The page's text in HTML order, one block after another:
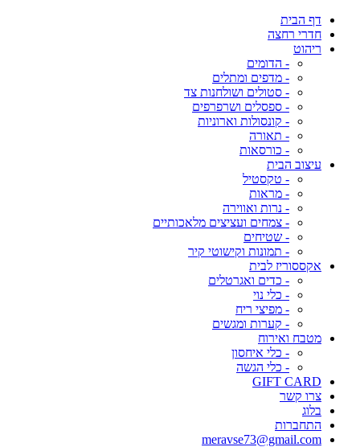
דף הבית
חדרי רחצה
ריהוט
- הדומים
- מדפים ומתלים
- סטולים ושולחנות צד
- ספסלים ושרפרפים
- קונסולות וארוניות
- תאורה
- כורסאות
עיצוב הבית
- טקסטיל
- מראות
- נרות ואווירה
- צמחים ועציצים מלאכותיים
- שטיחים
- תמונות וקישוטי קיר
אקססוריז לבית
- כדים ואגרטלים
- כלי נוי
- מפיצי ריח
- קערות ומגשים
מטבח ואירוח
- כלי איחסון
- כלי הגשה
GIFT CARD
צרו קשר
בלוג
התחברות
meravse73@gmail.com